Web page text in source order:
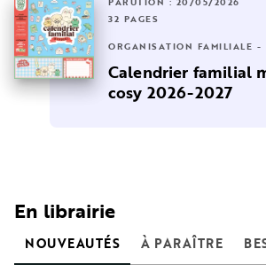
32 PAGES
ORGANISATION FAMILIALE -
Calendrier familial
cosy 2026-2027
En librairie
NOUVEAUTÉS À PARAÎTRE